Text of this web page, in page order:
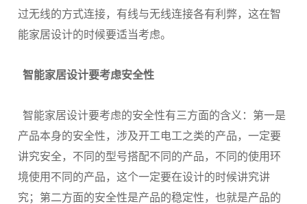
过无线的方式连接，有线与无线连接各有利弊，这在智
能家居设计的时候要适当考虑。
智能家居设计要考虑安全性
智能家居设计要考虑的安全性有三方面的含义：第一是
产品本身的安全性，涉及开工电工之类的产品，一定要
讲究安全，不同的型号搭配不同的产品，不同的使用环
境使用不同的产品，这个一定要在设计的时候讲究讲
究；第二方面的安全性是产品的稳定性，也就是产品的